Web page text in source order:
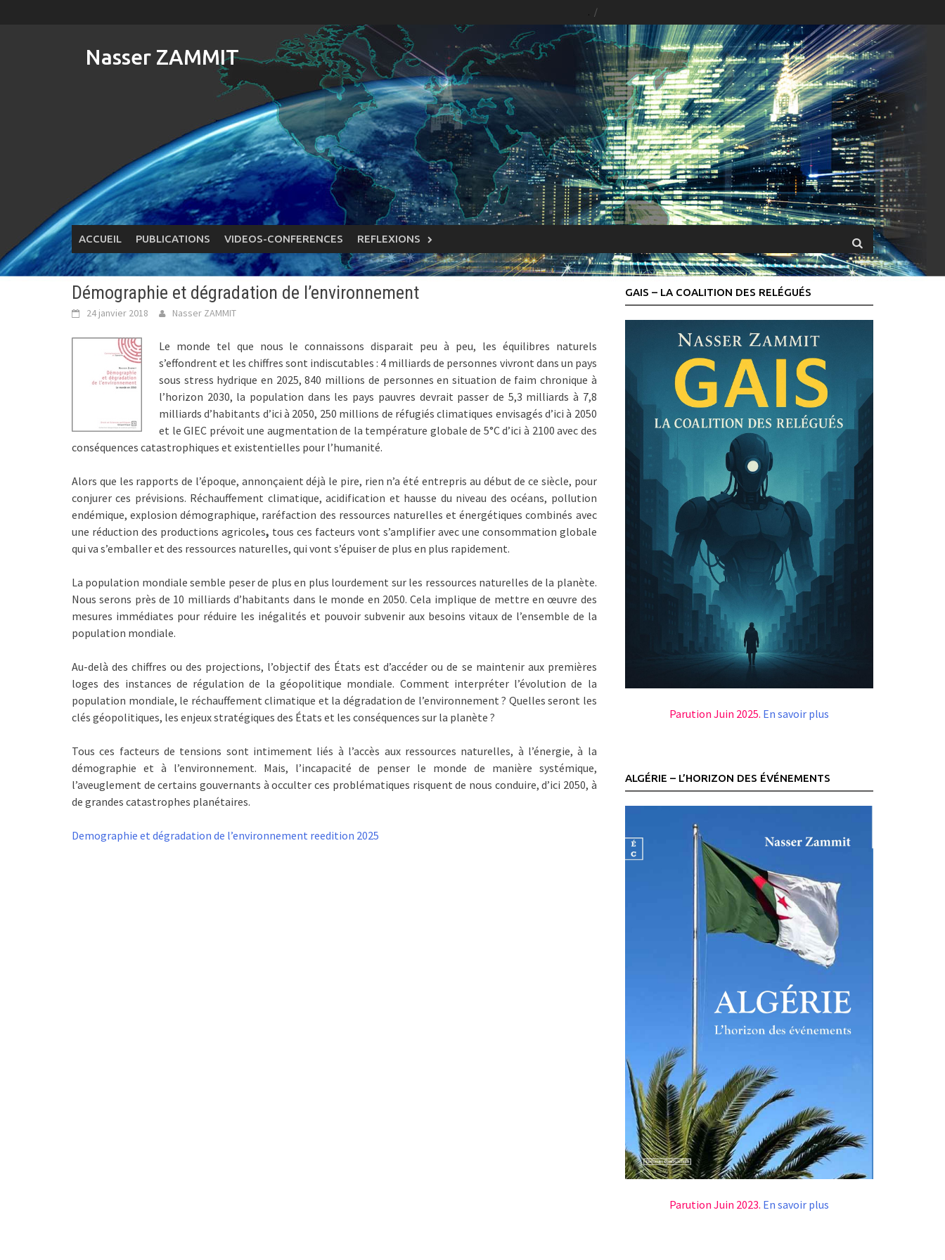
Nasser ZAMMIT
ACCUEIL PUBLICATIONS VIDEOS-CONFERENCES REFLEXIONS
Démographie et dégradation de l’environnement
24 janvier 2018 Nasser ZAMMIT
Le monde tel que nous le connaissons disparait peu à peu, les équilibres naturels
s’effondrent et les chiffres sont indiscutables : 4 milliards de personnes vivront dans un pays
sous stress hydrique en 2025, 840 millions de personnes en situation de faim chronique à
l’horizon 2030, la population dans les pays pauvres devrait passer de 5,3 milliards à 7,8
milliards d’habitants d’ici à 2050, 250 millions de réfugiés climatiques envisagés d’ici à 2050
et le GIEC prévoit une augmentation de la température globale de 5°C d’ici à 2100 avec des
conséquences catastrophiques et existentielles pour l’humanité.
Alors que les rapports de l’époque, annonçaient déjà le pire, rien n’a été entrepris au début de ce siècle, pour
conjurer ces prévisions. Réchauffement climatique, acidification et hausse du niveau des océans, pollution
endémique, explosion démographique, raréfaction des ressources naturelles et énergétiques combinés avec
une réduction des productions agricoles, tous ces facteurs vont s’amplifier avec une consommation globale
qui va s’emballer et des ressources naturelles, qui vont s’épuiser de plus en plus rapidement.
La population mondiale semble peser de plus en plus lourdement sur les ressources naturelles de la planète.
Nous serons près de 10 milliards d’habitants dans le monde en 2050. Cela implique de mettre en œuvre des
mesures immédiates pour réduire les inégalités et pouvoir subvenir aux besoins vitaux de l’ensemble de la
population mondiale.
Au-delà des chiffres ou des projections, l’objectif des États est d’accéder ou de se maintenir aux premières
loges des instances de régulation de la géopolitique mondiale. Comment interpréter l’évolution de la
population mondiale, le réchauffement climatique et la dégradation de l’environnement ? Quelles seront les
clés géopolitiques, les enjeux stratégiques des États et les conséquences sur la planète ?
Tous ces facteurs de tensions sont intimement liés à l’accès aux ressources naturelles, à l’énergie, à la
démographie et à l’environnement. Mais, l’incapacité de penser le monde de manière systémique,
l’aveuglement de certains gouvernants à occulter ces problématiques risquent de nous conduire, d’ici 2050, à
de grandes catastrophes planétaires.
Demographie et dégradation de l’environnement reedition 2025
GAIS – LA COALITION DES RELÉGUÉS
Parution Juin 2025. En savoir plus
ALGÉRIE – L’HORIZON DES ÉVÉNEMENTS
Parution Juin 2023. En savoir plus